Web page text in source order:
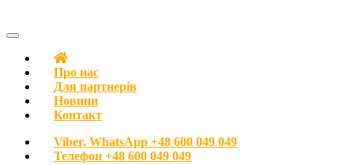
Про нас
Для партнерів
Новини
Контакт
Viber, WhatsApp +48 600 049 049
Телефон +48 600 049 049